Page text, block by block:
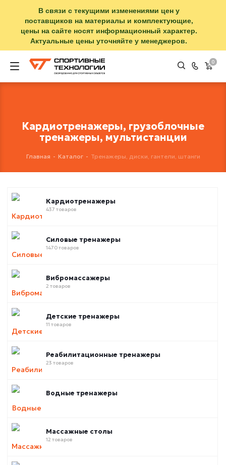
В связи с текущими изменениями цен у
поставщиков на материалы и комплектующие,
цены на сайте носят информационный характер.
Актуальные цены уточняйте у менеджеров.
0
Кардиотренажеры, грузоблочные
тренажеры, мультистанции
Главная - Каталог - Тренажеры, диски, гантели, штанги
Кардиотренажеры
437 товаров
Силовые тренажеры
1470 товаров
Вибромассажеры
2 товаров
Детские тренажеры
11 товаров
Реабилитационные тренажеры
23 товаров
Водные тренажеры
Массажные столы
12 товаров